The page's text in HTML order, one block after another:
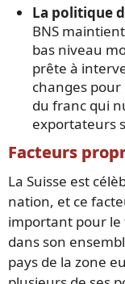
La politique
BNS
bas niveau
prête à
changes
du franc qui
exportateurs
Facteurs
La Suisse est
nation, et ce
important pour le
dans son
pays de la zone